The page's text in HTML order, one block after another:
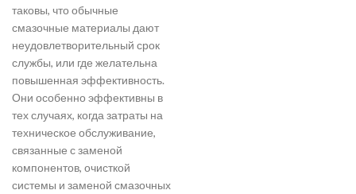
таковы, что обычные
смазочные материалы дают
неудовлетворительный срок
службы, или где желательна
повышенная эффективность.
Они особенно эффективны в
тех случаях, когда затраты на
техническое обслуживание,
связанные с заменой
компонентов, очисткой
системы и заменой смазочных